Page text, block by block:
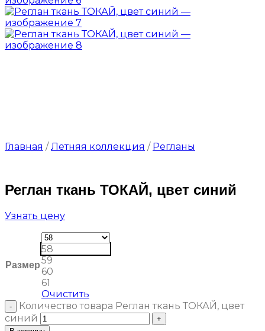
Выбери свой стиль
Главная / Летняя коллекция / Регланы
Реглан ткань ТОКАЙ, цвет синий
Узнать цену
Размер
58
59
60
61
Очистить
Количество товара Реглан ткань ТОКАЙ, цвет
синий